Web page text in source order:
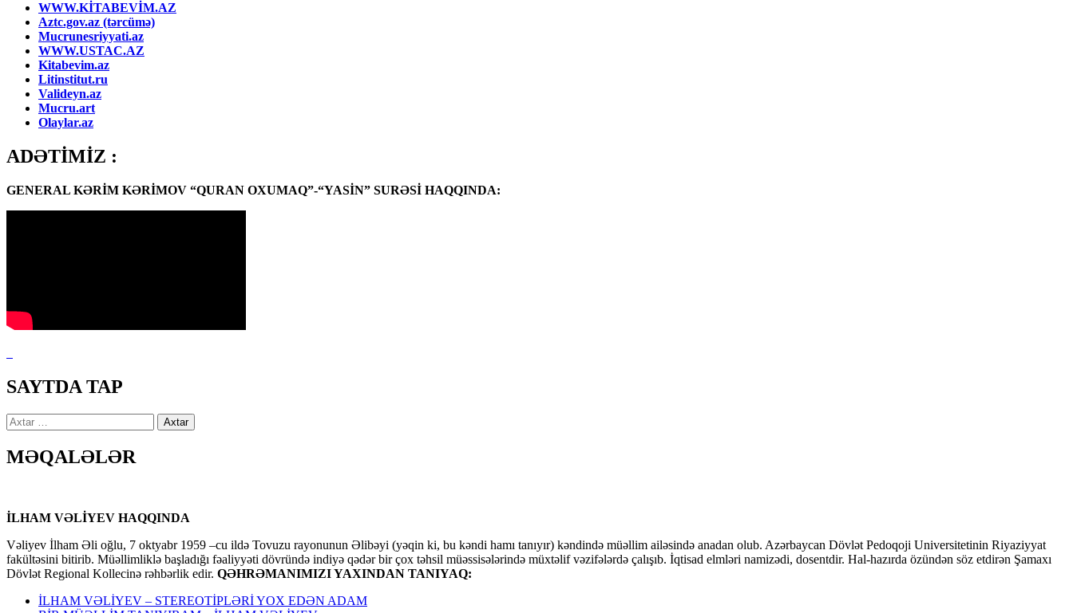
WWW.KİTABEVİM.AZ
Aztc.gov.az (tərcümə)
Mucrunesriyyati.az
WWW.USTAC.AZ
Kitabevim.az
Litinstitut.ru
Valideyn.az
Mucru.art
Olaylar.az
ADƏTİMİZ :
GENERAL KƏRİM KƏRİMOV “QURAN OXUMAQ”-“YASİN” SURƏSİ HAQQINDA:
SAYTDA TAP
Axtarış:
MƏQALƏLƏR
İLHAM VƏLİYEV HAQQINDA
Vəliyev İlham Əli oğlu, 7 oktyabr 1959 –cu ildə Tovuzu rayonunun Əlibəyi (yəqin ki, bu kəndi hamı tanıyır) kəndində müəllim ailəsində anadan olub. Azərbaycan Dövlət Pedoqoji Universitetinin Riyaziyyat
fakültəsini bitirib. Müəllimliklə başladığı fəaliyyəti dövründə indiyə qədər bir çox təhsil müəssisələrində müxtəlif vəzifələrdə çalışıb. İqtisad elmləri namizədi, dosentdir. Hal-hazırda özündən söz etdirən Şamaxı
Dövlət Regional Kollecinə rəhbərlik edir. QƏHRƏMANIMIZI YAXINDAN TANIYAQ:
İLHAM VƏLİYEV – STEREOTİPLƏRİ YOX EDƏN ADAM